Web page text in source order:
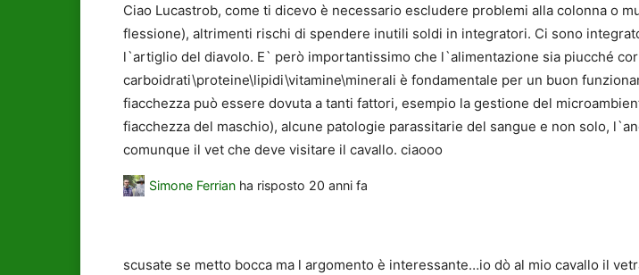
Ciao Lucastrob, come ti dicevo è necessario escludere problemi alla colonna o
flessione), altrimenti rischi di spendere inutili soldi in integratori. Ci sono
l`artiglio del diavolo. E` però importantissimo che l`alimentazione sia piucché
carboidrati\proteine\lipidi\vitamine\minerali è fondamentale per un buon
fiacchezza può essere dovuta a tanti fattori, esempio la gestione del
fiacchezza del maschio), alcune patologie parassitarie del sangue e non solo,
comunque il vet che deve visitare il cavallo. ciaooo
Simone Ferrian ha risposto 20 anni fa
scusate se metto bocca ma l argomento è interessante…io dò al mio cavallo il